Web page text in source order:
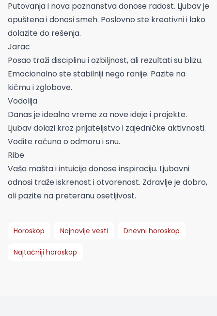
Putovanja i nova poznanstva donose radost. Ljubav je
opuštena i donosi smeh. Poslovno ste kreativni i lako
dolazite do rešenja.
Jarac
Posao traži disciplinu i ozbiljnost, ali rezultati su blizu.
Emocionalno ste stabilniji nego ranije. Pazite na
kičmu i zglobove.
Vodolija
Danas je idealno vreme za nove ideje i projekte.
Ljubav dolazi kroz prijateljstvo i zajedničke aktivnosti.
Vodite računa o odmoru i snu.
Ribe
Vaša mašta i intuicija donose inspiraciju. Ljubavni
odnosi traže iskrenost i otvorenost. Zdravlje je dobro,
ali pazite na preteranu osetljivost.
Horoskop Najnovije vesti Dnevni horoskop
Najtačniji horoskop